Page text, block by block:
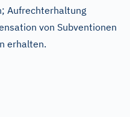
Aufrechterhaltung
von Subventionen
erhalten.